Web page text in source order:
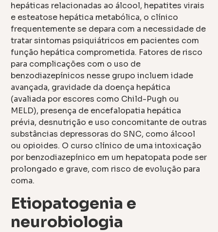
hepáticas relacionadas ao álcool, hepatites virais
e esteatose hepática metabólica, o clínico
frequentemente se depara com a necessidade de
tratar sintomas psiquiátricos em pacientes com
função hepática comprometida. Fatores de risco
para complicações com o uso de
benzodiazepínicos nesse grupo incluem idade
avançada, gravidade da doença hepática
(avaliada por escores como Child-Pugh ou
MELD), presença de encefalopatia hepática
prévia, desnutrição e uso concomitante de outras
substâncias depressoras do SNC, como álcool
ou opioides. O curso clínico de uma intoxicação
por benzodiazepínico em um hepatopata pode ser
prolongado e grave, com risco de evolução para
coma.
Etiopatogenia e
neurobiologia